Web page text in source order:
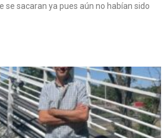
se sacaran ya pues aún no habían sido